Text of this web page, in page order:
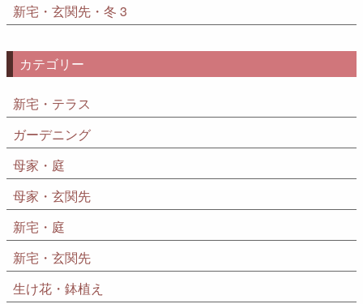
新宅・玄関先・冬 3
カテゴリー
新宅・テラス
ガーデニング
母家・庭
母家・玄関先
新宅・庭
新宅・玄関先
生け花・鉢植え